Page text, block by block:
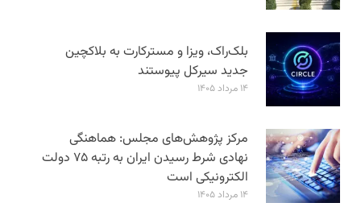
بلک‌راک، ویزا و مسترکارت به بلاکچین
جدید سیرکل پیوستند
۱۴ مرداد ۱۴۰۵
مرکز پژوهش‌های مجلس: هماهنگی
نهادی شرط رسیدن ایران به رتبه ۷۵ دولت
الکترونیکی است
۱۴ مرداد ۱۴۰۵